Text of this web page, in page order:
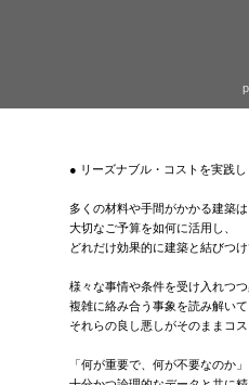
● リーズナブル・コストを実践し
多くの材料や手間がかかる建築
大切なご予算を如何に活用し、
どれだけ効果的に建築と結びつ
様々な事情や条件を受け入れつ
複雑に絡み合う事象を読み解い
それらの良し悪しがそのままコ
「何が重要で、何が不要なのか